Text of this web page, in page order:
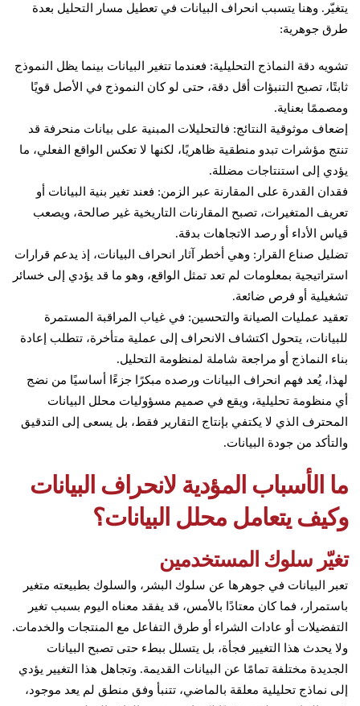
يتغيّر. وهنا يتسبب انحراف البيانات في تعطيل مسار التحليل بعدة
طرق جوهرية:
تشويه دقة النماذج التحليلية: فعندما تتغير البيانات بينما يظل النموذج
ثابتًا، تصبح التنبؤات أقل دقة، حتى لو كان النموذج في الأصل قويًا
ومصممًا بعناية.
إضعاف موثوقية النتائج: فالتحليلات المبنية على بيانات منحرفة قد
تنتج مؤشرات تبدو منطقية ظاهريًا، لكنها لا تعكس الواقع الفعلي، ما
يؤدي إلى استنتاجات مضللة.
فقدان القدرة على المقارنة عبر الزمن: فعند تغير بنية البيانات أو
تعريف المتغيرات، تصبح المقارنات التاريخية غير صالحة، ويصعب
قياس الأداء أو رصد الاتجاهات بدقة.
تضليل صناع القرار: وهي أخطر آثار انحراف البيانات، إذ يدعم قرارات
استراتيجية بمعلومات لم تعد تمثل الواقع، وهو ما قد يؤدي إلى خسائر
تشغيلية أو فرص ضائعة.
تعقيد عمليات الصيانة والتحسين: في غياب المراقبة المستمرة
للبيانات، يتحول اكتشاف الانحراف إلى عملية متأخرة، تتطلب إعادة
بناء النماذج أو مراجعة شاملة لمنظومة التحليل.
لهذا، يُعد فهم انحراف البيانات ورصده مبكرًا جزءًا أساسيًا من نضج
أي منظومة تحليلية، ويقع في صميم مسؤوليات محلل البيانات
المحترف الذي لا يكتفي بإنتاج التقارير فقط، بل يسعى إلى التدقيق
والتأكد من جودة البيانات.
ما الأسباب المؤدية لانحراف البيانات
وكيف يتعامل محلل البيانات؟
تغيّر سلوك المستخدمين
تعبر البيانات في جوهرها عن سلوك البشر، والسلوك بطبيعته متغير
باستمرار، فما كان معتادًا بالأمس، قد يفقد معناه اليوم بسبب تغير
التفضيلات أو عادات الشراء أو طرق التفاعل مع المنتجات والخدمات.
ولا يحدث هذا التغيير فجأة، بل يتسلل ببطء حتى تصبح البيانات
الجديدة مختلفة تمامًا عن البيانات القديمة. وتجاهل هذا التغيير يؤدي
إلى نماذج تحليلية معلقة بالماضي، تتنبأ وفق منطق لم يعد موجود،